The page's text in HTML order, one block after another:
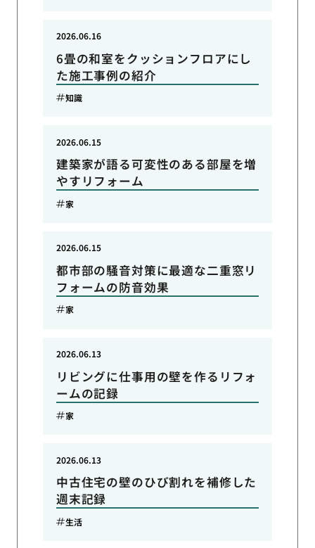
6畳の和室をクッションフロアにし
た施工事例の紹介
2026.06.16
知識
建築家が語る可変性のある部屋を増
やすリフォーム
2026.06.15
家
都市部の騒音対策に最適な二重窓リ
フォームの防音効果
2026.06.15
家
リビングに仕事用の壁を作るリフォ
ームの記録
2026.06.13
家
中古住宅の壁のひび割れを補修した
週末記録
2026.06.13
生活